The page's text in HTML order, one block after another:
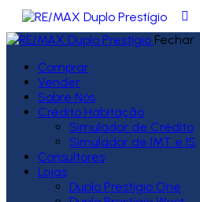
Fechar
Comprar
Vender
Sobre Nós
Crédito Habitação
Simulador de Crédito
Simulador de IMT e IS
Consultores
Lojas
Duplo Prestígio One